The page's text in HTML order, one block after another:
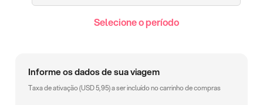
Selecione o período
Informe os dados de sua viagem
Taxa de ativação (USD5,95) a ser incluído no carrinho de compras